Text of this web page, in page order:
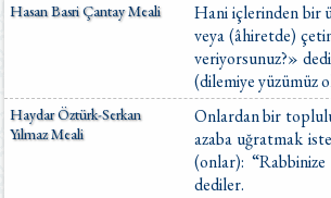
Hasan Basri Çantay Meali
Hani içlerinden bir
veya (âhiretde)
veriyorsunuz?»
(dilemiye yüzümüz
Haydar Öztürk-Serkan
Yılmaz Meali
Onlardan bir
azaba uğratmak
(onlar):
dediler.